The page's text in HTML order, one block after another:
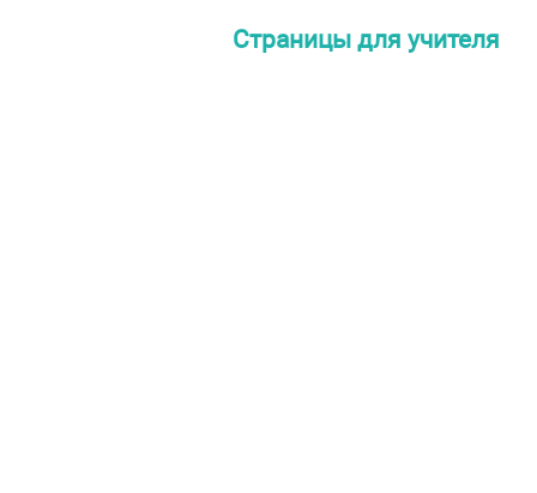
Страницы для учителя